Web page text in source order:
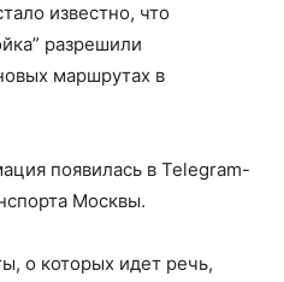
известно, что
разрешили
маршрутах в
появилась в Telegram-
Москвы.
о которых идет речь,